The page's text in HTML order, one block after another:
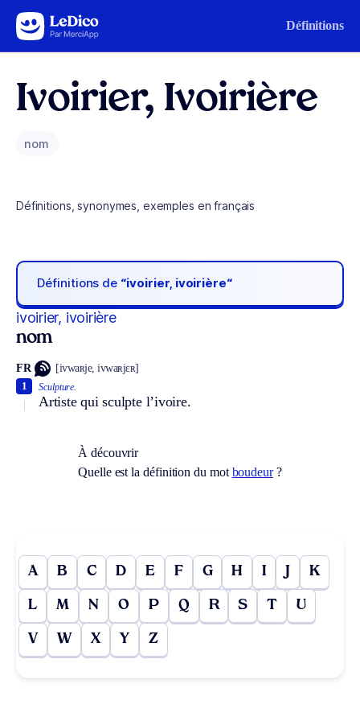
Aller au contenu Définitions
Ivoirier, Ivoirière
nom
Définitions, synonymes, exemples en français
Définitions de “ivoirier, ivoirière“
ivoirier, ivoirière
nom
FR [ivwaʀje, ivwaʀjɛʀ]
Sculpture.
Artiste qui sculpte l’ivoire.
1
À découvrir
Quelle est la définition du mot boudeur?
A B C D E F G H I J K
L M N O P Q R S T U
V W X Y Z